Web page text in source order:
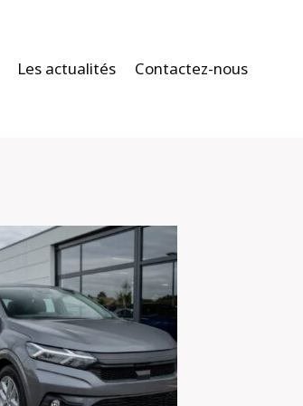
Les actualités Contactez-nous